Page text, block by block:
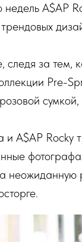
недель A$AP
следя за тем,
Pre-
A$AP Rocky